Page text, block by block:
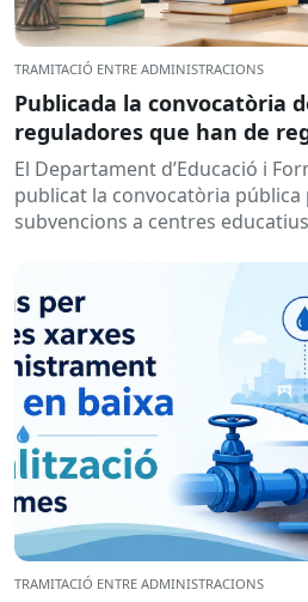
TRAMITACIÓ ENTRE ADMINISTRACIONS
Publicada la convocatòria
reguladores que han de
subvencions a centres
desenvolupament de
inserció, durant el curs
El Departament d’Educació i
publicat la convocatòria pública
subvencions a centres
TRAMITACIÓ ENTRE ADMINISTRACIONS